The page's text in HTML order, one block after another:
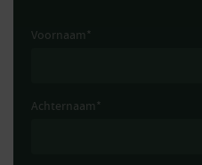
Voornaam *
Achternaam *